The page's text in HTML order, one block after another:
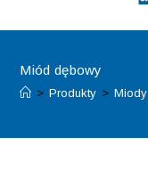
Miód dębowy
> Produkty > Miody